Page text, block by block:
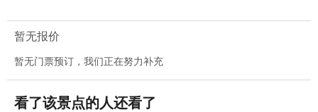
暂无报价
暂无门票预订，我们正在努力补充
看了该景点的人还看了